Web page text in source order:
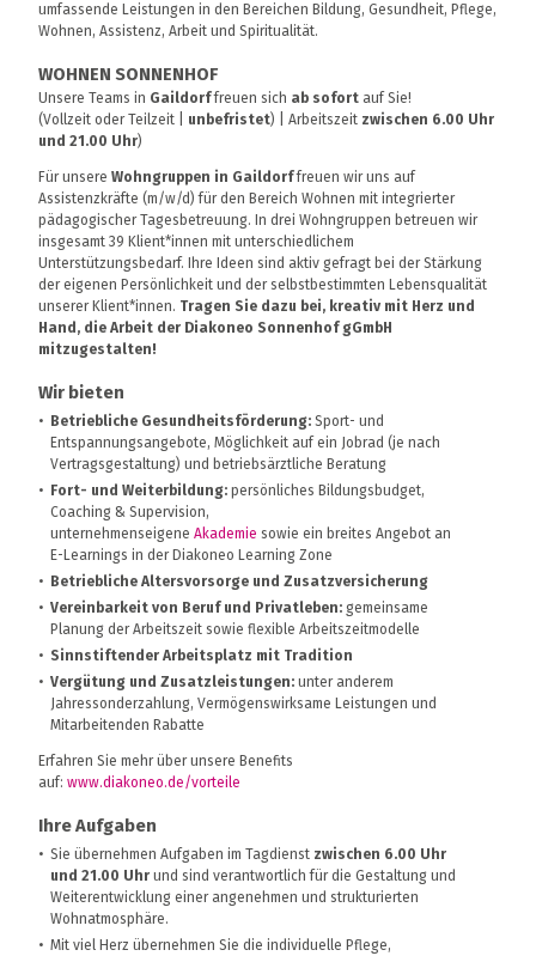
umfassende Leistungen in den Bereichen Bildung, Gesundheit, Pflege,
Wohnen, Assistenz, Arbeit und Spiritualität.
WOHNEN SONNENHOF
Unsere Teams in Gaildorffreuen sich ab sofort auf Sie!
(Vollzeit oder Teilzeit | unbefristet) | Arbeitszeit zwischen 6.00 Uhr
und 21.00 Uhr)
Für unsere Wohngruppen in Gaildorffreuen wir uns auf
Assistenzkräfte (m/w/d) für den Bereich Wohnen mit integrierter
pädagogischer Tagesbetreuung. In drei Wohngruppen betreuen wir
insgesamt 39 Klient*innen mit unterschiedlichem
Unterstützungsbedarf. Ihre Ideen sind aktiv gefragt bei der Stärkung
der eigenen Persönlichkeit und der selbstbestimmten Lebensqualität
unserer Klient*innen. Tragen Sie dazu bei, kreativ mit Herz und
Hand, die Arbeit der Diakoneo Sonnenhof gGmbH
mitzugestalten!
Wir bieten
Betriebliche Gesundheitsförderung: Sport- und
Entspannungsangebote, Möglichkeit auf ein Jobrad (je nach
Vertragsgestaltung) und betriebsärztliche Beratung
Fort- und Weiterbildung: persönliches Bildungsbudget,
Coaching & Supervision,
unternehmenseigene Akademie sowie ein breites Angebot an
E-Learnings in der Diakoneo Learning Zone
Betriebliche Altersvorsorge und Zusatzversicherung
Vereinbarkeit von Beruf und Privatleben: gemeinsame
Planung der Arbeitszeit sowie flexible Arbeitszeitmodelle
Sinnstiftender Arbeitsplatz mit Tradition
Vergütung und Zusatzleistungen: unter anderem
Jahressonderzahlung, Vermögenswirksame Leistungen und
Mitarbeitenden Rabatte
Erfahren Sie mehr über unsere Benefits
auf: www.diakoneo.de/vorteile
Ihre Aufgaben
Sie übernehmen Aufgaben im Tagdienst zwischen 6.00 Uhr
und 21.00 Uhr und sind verantwortlich für die Gestaltung und
Weiterentwicklung einer angenehmen und strukturierten
Wohnatmosphäre.
Mit viel Herz übernehmen Sie die individuelle Pflege,